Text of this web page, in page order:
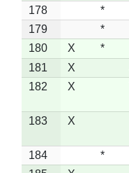
178 *
179
*
180
X *
181
X
182
X
183 X
184 *